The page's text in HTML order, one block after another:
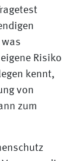
was
Risiko
kennt,
von
zum